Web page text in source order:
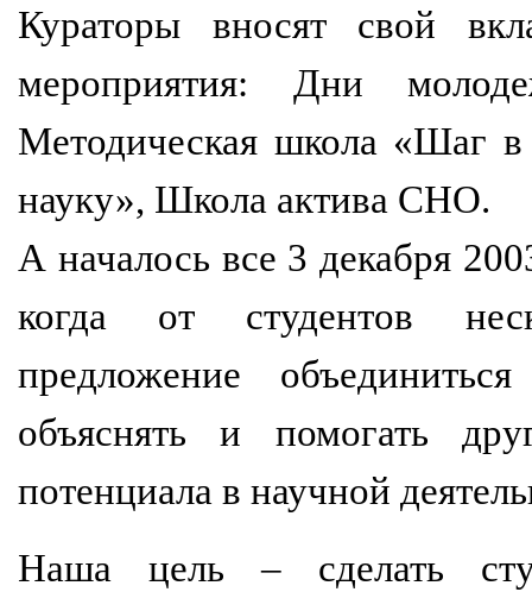
Кураторы вносят свой
мероприятия: Дни
Методическая школа «Шаг
науку», Школа актива СНО.
А началось все 3 декабря
когда от студентов
предложение
объяснять и помогать
потенциала в научной
Наша цель – сделать